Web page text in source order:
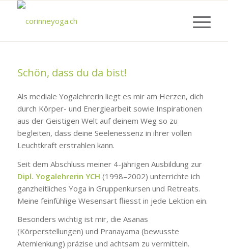
Schön, dass du da bist!
Als mediale Yogalehrerin liegt es mir am Herzen, dich
durch Körper- und Energiearbeit sowie Inspirationen
aus der Geistigen Welt auf deinem Weg so zu
begleiten, dass deine Seelenessenz in ihrer vollen
Leuchtkraft erstrahlen kann.
Seit dem Abschluss meiner 4-jährigen Ausbildung zur
Dipl. Yogalehrerin YCH (1998–2002) unterrichte ich
ganzheitliches Yoga in Gruppenkursen und Retreats.
Meine feinfühlige Wesensart fliesst in jede Lektion ein.
Besonders wichtig ist mir, die Asanas
(Körperstellungen) und Pranayama (bewusste
Atemlenkung) präzise und achtsam zu vermitteln.